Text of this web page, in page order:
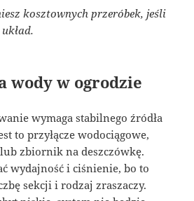
kosztownych przeróbek, jeśli
wody w ogrodzie
wymaga stabilnego źródła
to przyłącze wodociągowe,
zbiornik na deszczówkę.
wydajność i ciśnienie, bo to
sekcji i rodzaj zraszaczy.